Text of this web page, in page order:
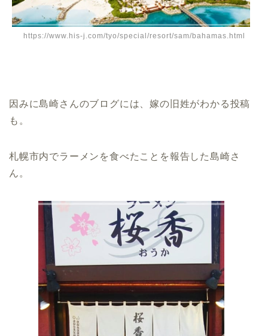
https://www.his-j.com/tyo/special/resort/sam/bahamas.html
因みに島崎さんのブログには、嫁の旧姓がわかる投稿
も。
札幌市内でラーメンを食べたことを報告した島崎さ
ん。